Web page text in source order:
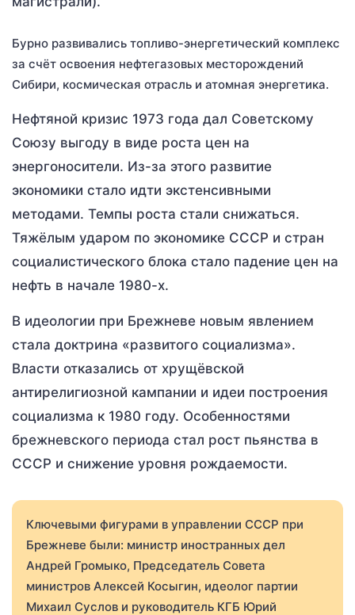
Бурно развивались топливо-энергетический комплекс
за счёт освоения нефтегазовых месторождений
Сибири, космическая отрасль и атомная энергетика.
Нефтяной кризис 1973 года дал Советскому
Союзу выгоду в виде роста цен на
энергоносители. Из-за этого развитие
экономики стало идти экстенсивными
методами. Темпы роста стали снижаться.
Тяжёлым ударом по экономике СССР и стран
социалистического блока стало падение цен на
нефть в начале 1980-х.
В идеологии при Брежневе новым явлением
стала доктрина «развитого социализма».
Власти отказались от хрущёвской
антирелигиозной кампании и идеи построения
социализма к 1980 году. Особенностями
брежневского периода стал рост пьянства в
СССР и снижение уровня рождаемости.
Ключевыми фигурами в управлении СССР при
Брежневе были: министр иностранных дел
Андрей Громыко, Председатель Совета
министров Алексей Косыгин, идеолог партии
Михаил Суслов и руководитель КГБ Юрий